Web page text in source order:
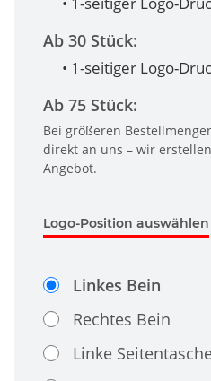
Ab 30 Stück:
• 1-seitiger Logo-
Ab 75 Stück:
Bei größeren
direkt an uns – wir
Angebot.
Logo-Position auswählen
Linkes Bein
Rechtes Bein
Linke